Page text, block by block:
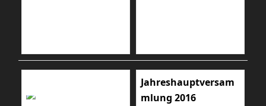
Jahreshauptversam
mlung 2016